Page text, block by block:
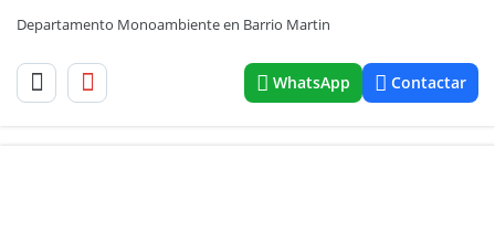
Departamento Monoambiente en Barrio Martin
WhatsApp Contactar